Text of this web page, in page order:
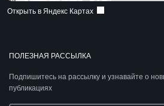
ПОЛЕЗНАЯ РАССЫЛКА
Подпишитесь на рассылку и узнавайте о
публикациях
Открыть в Яндекс Картах